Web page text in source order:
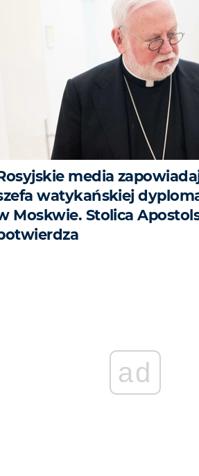
media
watykańskiej
Moskwie. Stolica
ad